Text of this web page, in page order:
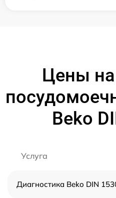
Цены
Beko
Услуга
Диагностика Beko DIN